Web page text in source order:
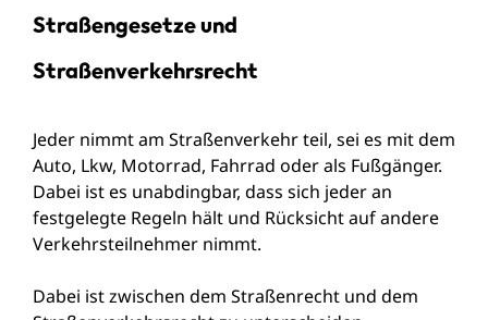
Straßengesetze und
Straßenverkehrsrecht
Jeder nimmt am Straßenverkehr teil, sei es mit dem
Auto, Lkw, Motorrad, Fahrrad oder als Fußgänger.
Dabei ist es unabdingbar, dass sich jeder an
festgelegte Regeln hält und Rücksicht auf andere
Verkehrsteilnehmer nimmt.
Dabei ist zwischen dem Straßenrecht und dem